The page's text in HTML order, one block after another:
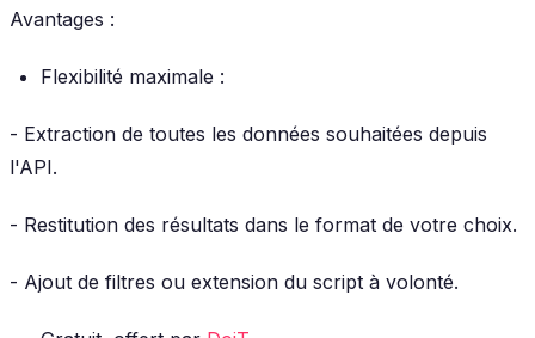
Avantages :
Flexibilité maximale :
- Extraction de toutes les données souhaitées depuis
l'API.
- Restitution des résultats dans le format de votre choix.
- Ajout de filtres ou extension du script à volonté.